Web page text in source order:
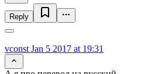
Reply
vconst Jan 5 2017 at 19:31